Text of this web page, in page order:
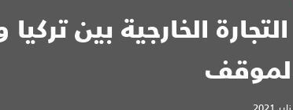
الخارجية بين